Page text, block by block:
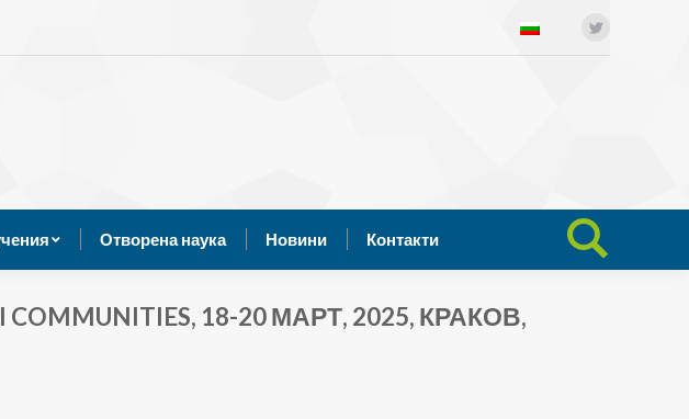
Отворена наука Новини Контакти Search:
COMMUNITIES, 18-20 МАРТ, 2025, КРАКОВ,
Search: